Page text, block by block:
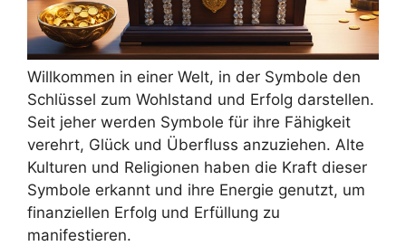
Willkommen in einer Welt, in der Symbole den
Schlüssel zum Wohlstand und Erfolg darstellen.
Seit jeher werden Symbole für ihre Fähigkeit
verehrt, Glück und Überfluss anzuziehen. Alte
Kulturen und Religionen haben die Kraft dieser
Symbole erkannt und ihre Energie genutzt, um
finanziellen Erfolg und Erfüllung zu
manifestieren.